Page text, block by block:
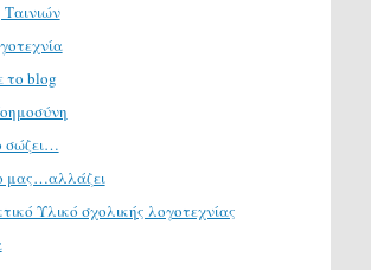
το blog
σώζει…
μας…αλλάζει
Υλικό σχολικής λογοτεχνίας